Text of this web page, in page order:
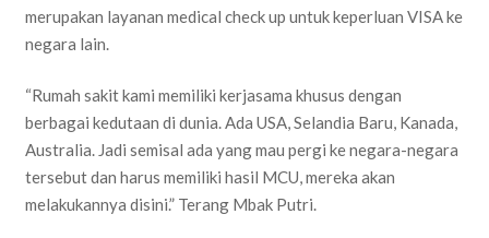
merupakan layanan medical check up untuk keperluan VISA ke
negara lain.
“Rumah sakit kami memiliki kerjasama khusus dengan
berbagai kedutaan di dunia. Ada USA, Selandia Baru, Kanada,
Australia. Jadi semisal ada yang mau pergi ke negara-negara
tersebut dan harus memiliki hasil MCU, mereka akan
melakukannya disini.” Terang Mbak Putri.